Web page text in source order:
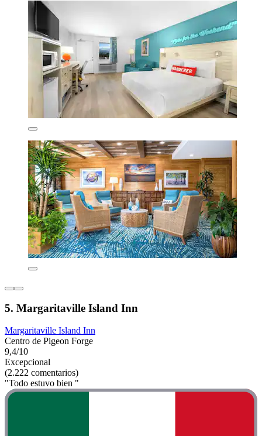
5. Margaritaville Island Inn
Margaritaville Island Inn
Centro de Pigeon Forge
9,4/10
Excepcional
(2.222 comentarios)
"Todo estuvo bien "